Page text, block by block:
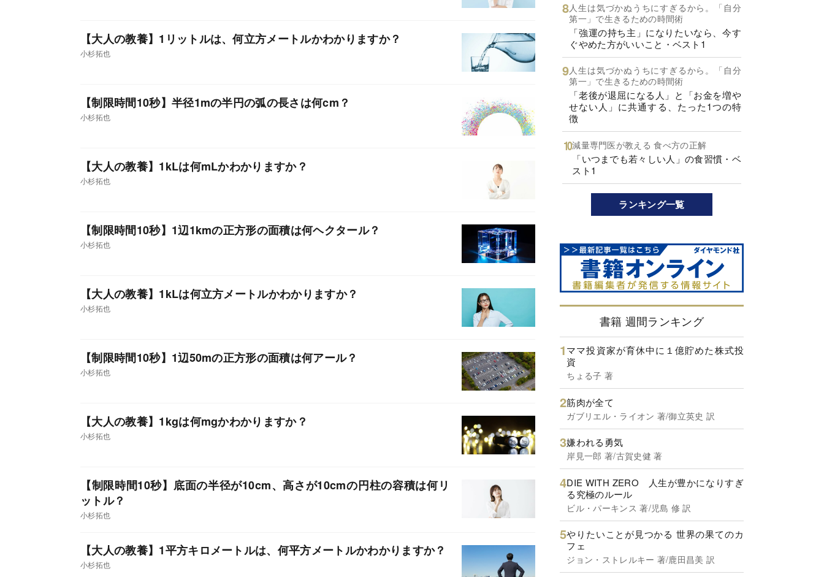
【大人の教養】1リットルは、何立方メートルかわかりますか？
小杉拓也
【制限時間10秒】半径1mの半円の弧の長さは何cm？
小杉拓也
【大人の教養】1kLは何mLかわかりますか？
小杉拓也
【制限時間10秒】1辺1kmの正方形の面積は何ヘクタール？
小杉拓也
【大人の教養】1kLは何立方メートルかわかりますか？
小杉拓也
【制限時間10秒】1辺50mの正方形の面積は何アール？
小杉拓也
【大人の教養】1kgは何mgかわかりますか？
小杉拓也
【制限時間10秒】底面の半径が10cm、高さが10cmの円柱の容積は何リ
ットル？
小杉拓也
【大人の教養】1平方キロメートルは、何平方メートルかわかりますか？
小杉拓也
人生は気づかぬうちにすぎるから。「自分
第一」で生きるための時間術
「強運の持ち主」になりたいなら、今す
ぐやめた方がいいこと・ベスト1
人生は気づかぬうちにすぎるから。「自分
第一」で生きるための時間術
「老後が退屈になる人」と「お金を増や
せない人」に共通する、たった1つの特
徴
減量専門医が教える 食べ方の正解
「いつまでも若々しい人」の食習慣・ベ
スト1
ランキング一覧
書籍 週間ランキング
ママ投資家が育休中に１億貯めた株式投
資
ちょる子 著
筋肉が全て
ガブリエル・ライオン 著/御立英史 訳
嫌われる勇気
岸見一郎 著/古賀史健 著
DIE WITH ZERO 人生が豊かになりすぎ
る究極のルール
ビル・パーキンス 著/児島 修 訳
やりたいことが見つかる 世界の果てのカ
フェ
ジョン・ストレルキー 著/鹿田昌美 訳